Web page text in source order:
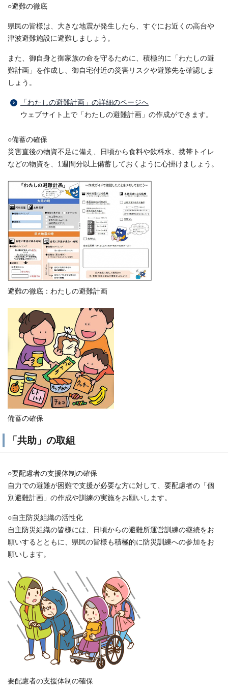
○避難の徹底
県民の皆様は、大きな地震が発生したら、すぐにお近くの高台や
津波避難施設に避難しましょう。
また、御自身と御家族の命を守るために、積極的に「わたしの避
難計画」を作成し、御自宅付近の災害リスクや避難先を確認しま
しょう。
「わたしの避難計画」の詳細のページへ
ウェブサイト上で「わたしの避難計画」の作成ができます。
○備蓄の確保
災害直後の物資不足に備え、日頃から食料や飲料水、携帯トイレ
などの物資を、1週間分以上備蓄しておくように心掛けましょう。
避難の徹底：わたしの避難計画
備蓄の確保
「共助」の取組
○要配慮者の支援体制の確保
自力での避難が困難で支援が必要な方に対して、要配慮者の「個
別避難計画」の作成や訓練の実施をお願いします。
○自主防災組織の活性化
自主防災組織の皆様には、日頃からの避難所運営訓練の継続をお
願いするとともに、県民の皆様も積極的に防災訓練への参加をお
願いします。
要配慮者の支援体制の確保